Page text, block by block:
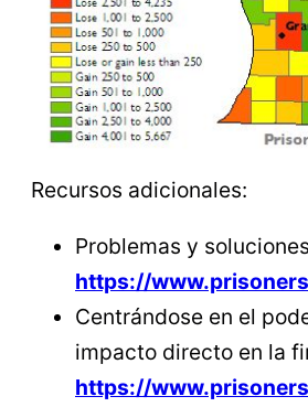
Recursos adicionales:
Problemas y
https://
Centrándose en el
impacto directo en la
https://